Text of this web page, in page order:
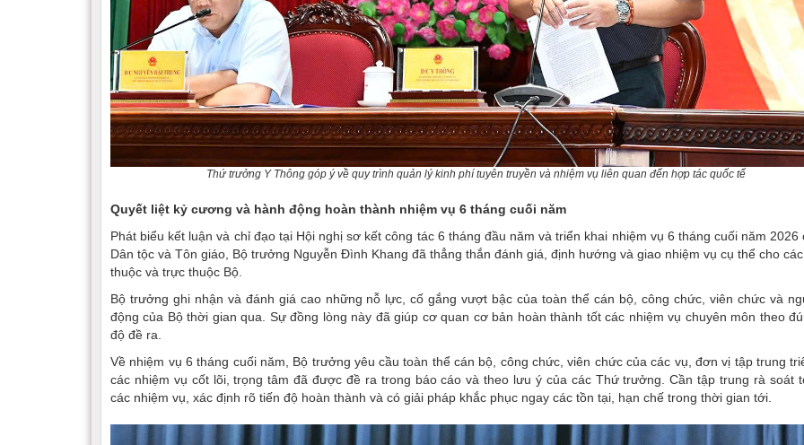
Thứ trưởng Y Thông góp ý về quy trình quản lý kinh phí tuyên truyền và nhiệm vụ liên quan đến hợp tác quốc tế
Quyết liệt kỷ cương và hành động hoàn thành nhiệm vụ 6 tháng cuối năm
Phát biểu kết luận và chỉ đạo tại Hội nghị sơ kết công tác 6 tháng đầu năm và triển khai nhiệm vụ 6 tháng cuối năm 2026
Dân tộc và Tôn giáo, Bộ trưởng Nguyễn Đình Khang đã thẳng thắn đánh giá, định hướng và giao nhiệm vụ cụ thể cho
thuộc và trực thuộc Bộ.
Bộ trưởng ghi nhận và đánh giá cao những nỗ lực, cố gắng vượt bậc của toàn thể cán bộ, công chức, viên chức và
động của Bộ thời gian qua. Sự đồng lòng này đã giúp cơ quan cơ bản hoàn thành tốt các nhiệm vụ chuyên môn theo
độ đề ra.
Về nhiệm vụ 6 tháng cuối năm, Bộ trưởng yêu cầu toàn thể cán bộ, công chức, viên chức của các vụ, đơn vị tập trung
các nhiệm vụ cốt lõi, trọng tâm đã được đề ra trong báo cáo và theo lưu ý của các Thứ trưởng. Cần tập trung rà soát
các nhiệm vụ, xác định rõ tiến độ hoàn thành và có giải pháp khắc phục ngay các tồn tại, hạn chế trong thời gian tới.